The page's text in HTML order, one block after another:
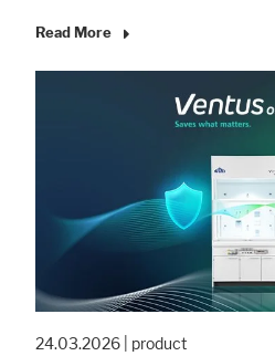
Read More
24.03.2026 product
Refuse
Legal notice Privacy policy